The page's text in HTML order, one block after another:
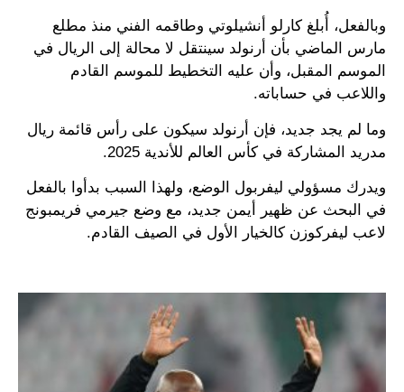
وبالفعل، أُبلغ كارلو أنشيلوتي وطاقمه الفني منذ مطلع
مارس الماضي بأن أرنولد سينتقل لا محالة إلى الريال في
الموسم المقبل، وأن عليه التخطيط للموسم القادم
واللاعب في حساباته.
وما لم يجد جديد، فإن أرنولد سيكون على رأس قائمة ريال
مدريد المشاركة في كأس العالم للأندية 2025.
ويدرك مسؤولي ليفربول الوضع، ولهذا السبب بدأوا بالفعل
في البحث عن ظهير أيمن جديد، مع وضع جيرمي فريمبونج
لاعب ليفركوزن كالخيار الأول في الصيف القادم.